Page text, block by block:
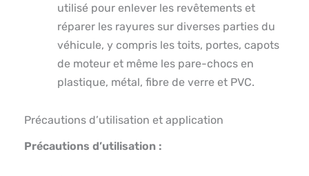
utilisé pour enlever les revêtements et
réparer les rayures sur diverses parties du
véhicule, y compris les toits, portes, capots
de moteur et même les pare-chocs en
plastique, métal, fibre de verre et PVC.
Précautions d’utilisation et application
Précautions d’utilisation :